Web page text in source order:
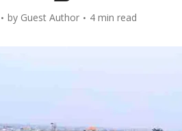
by Guest Author 4 min read